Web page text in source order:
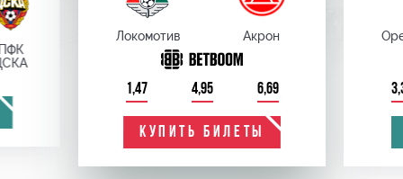
Локомотив Акрон
1,47 4,95 6,69
КУПИТЬ БИЛЕТЫ